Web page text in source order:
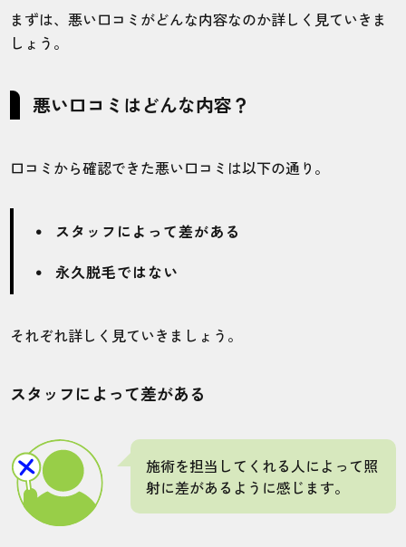
施術する人によって照射のし方が違うのが
4.0
施術 接客 雰囲気
松本店
は、店内が綺麗で通いやすいので満足して
います。
まずは、悪い口コミがどんな内容なのか詳しく見ていきま
しょう。
悪い口コミはどんな内容？
口コミから確認できた悪い口コミは以下の通り。
スタッフによって差がある
永久脱毛ではない
それぞれ詳しく見ていきましょう。
スタッフによって差がある
施術を担当してくれる人によって照
射に差があるように感じます。